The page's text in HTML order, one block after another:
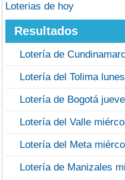
Loterias de hoy
Resultados
Lotería de
Lotería del Tolima
Lotería de Bogotá
Lotería del Valle
Lotería del Meta
Lotería de Manizales